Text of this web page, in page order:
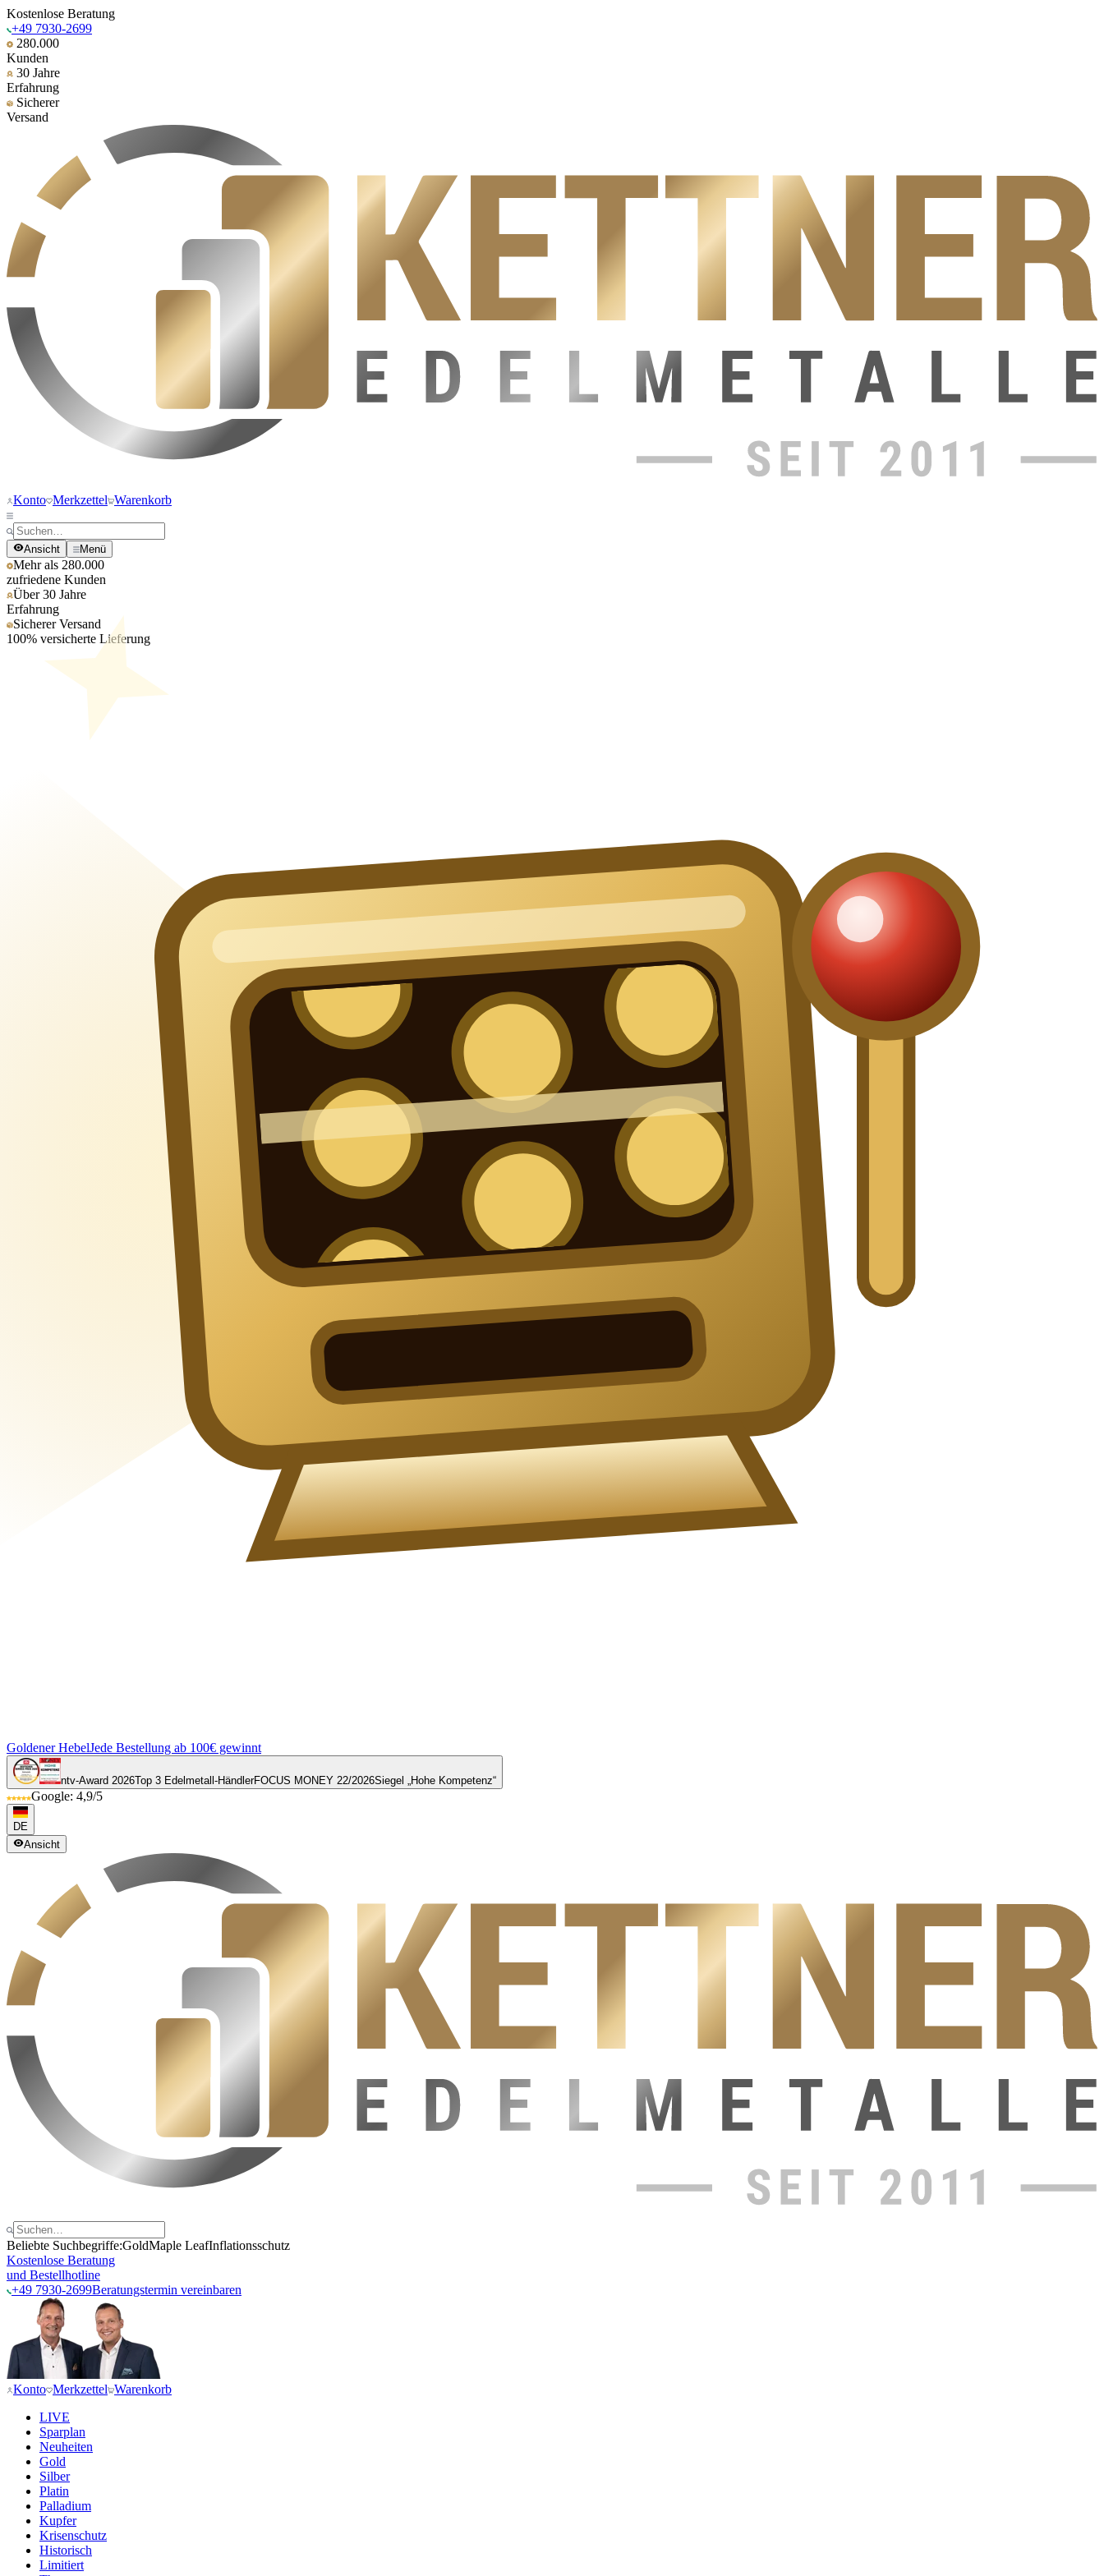
Kostenlose Beratung
+49 7930-2699
280.000
Kunden
30 Jahre
Erfahrung
Sicherer
Versand
Konto Merkzettel Warenkorb
Ansicht Menü
Mehr als 280.000
zufriedene Kunden
Über 30 Jahre
Erfahrung
Sicherer Versand
100% versicherte Lieferung
Goldener HebelJede Bestellung ab 100€ gewinnt
ntv-Award 2026Top 3 Edelmetall-HändlerFOCUS MONEY 22/2026Siegel „Hohe Kompetenz“
Google: 4,9/5
DE
Ansicht
Beliebte Suchbegriffe:GoldMaple LeafInflationsschutz
Kostenlose Beratung
und Bestellhotline
+49 7930-2699Beratungstermin vereinbaren
Konto Merkzettel Warenkorb
LIVE
Sparplan
Neuheiten
Gold
Silber
Platin
Palladium
Kupfer
Krisenschutz
Historisch
Limitiert